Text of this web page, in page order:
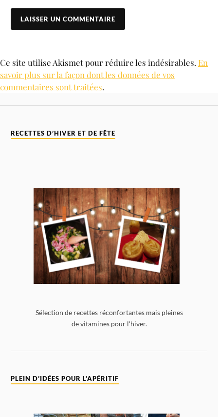
Ce site utilise Akismet pour réduire les indésirables. En
savoir plus sur la façon dont les données de vos
commentaires sont traitées.
RECETTES D’HIVER ET DE FÊTE
Sélection de recettes réconfortantes mais pleines
de vitamines pour l'hiver.
PLEIN D’IDÉES POUR L’APÉRITIF